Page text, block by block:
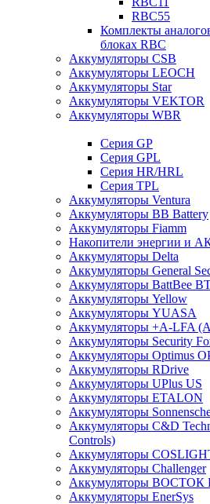
RBC55
Комплекты
блоках RBC
Аккумуляторы CSB
Аккумуляторы LEOCH
Аккумуляторы Star
Аккумуляторы VEKTOR
Аккумуляторы WBR
Cерия GP
Серия GPL
Серия HR/HRL
Серия TPL
Аккумуляторы Ventura
Аккумуляторы BB Battery
Аккумуляторы Fiamm
Накопители энергии и
Аккумуляторы Delta
Аккумуляторы General
Аккумуляторы BattBee
Аккумуляторы Yellow
Аккумуляторы YUASA
Аккумуляторы +A-LFA
Аккумуляторы Security
Аккумуляторы Optimus
Аккумуляторы RDrive
Аккумуляторы UPlus US
Аккумуляторы ETALON
Аккумуляторы
Аккумуляторы С&D
Controls)
Аккумуляторы
Аккумуляторы Challenger
Аккумуляторы ВОСТОК
Аккумуляторы EnerSys